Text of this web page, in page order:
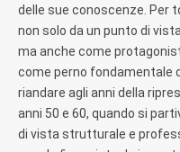
delle sue conoscenze. Per
non solo da un punto di
ma anche come
come perno fondamentale
riandare agli anni della
anni 50 e 60, quando si
di vista strutturale e